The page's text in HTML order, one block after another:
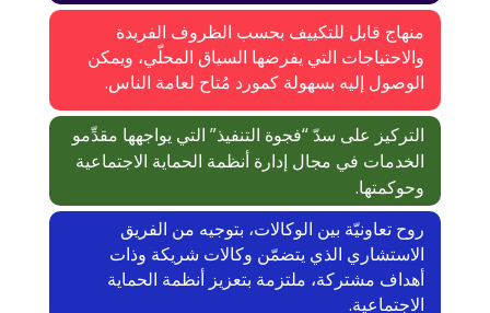
منهاج قابل للتكييف بحسب الظروف الفريدة
والاحتياجات التي يفرضها السياق المحلّي، ويمكن
الوصول إليه بسهولة كمورد مُتاح لعامة الناس.
التركيز على سدّ “فجوة التنفيذ” التي يواجهها مقدِّمو
الخدمات في مجال إدارة أنظمة الحماية الاجتماعية
وحوكمتها.
روح تعاونيّة بين الوكالات، بتوجيه من الفريق
الاستشاري الذي يتضمّن وكالات شريكة وذات
أهداف مشتركة، ملتزمة بتعزيز أنظمة الحماية
الاجتماعية.